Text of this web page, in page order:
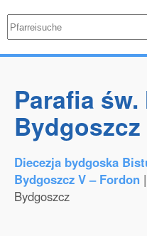
Parafia św.
Bydgoszcz
Diecezja bydgoska
Bydgoszcz V – Fordon
Bydgoszcz